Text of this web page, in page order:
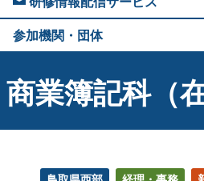
参加機関・団体
商業簿記科（